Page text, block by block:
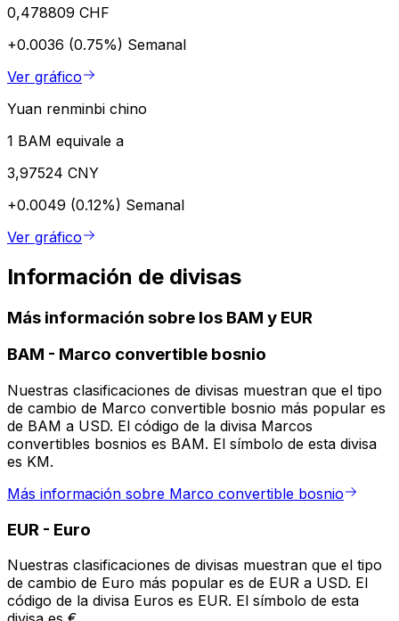
0,478809 CHF
+0.0036 (0.75%) Semanal
Ver gráfico
Yuan renminbi chino
1 BAM equivale a
3,97524 CNY
+0.0049 (0.12%) Semanal
Ver gráfico
Información de divisas
Más información sobre los BAM y EUR
BAM - Marco convertible bosnio
Nuestras clasificaciones de divisas muestran que el tipo
de cambio de Marco convertible bosnio más popular es
de BAM a USD. El código de la divisa Marcos
convertibles bosnios es BAM. El símbolo de esta divisa
es KM.
Más información sobre Marco convertible bosnio
EUR - Euro
Nuestras clasificaciones de divisas muestran que el tipo
de cambio de Euro más popular es de EUR a USD. El
código de la divisa Euros es EUR. El símbolo de esta